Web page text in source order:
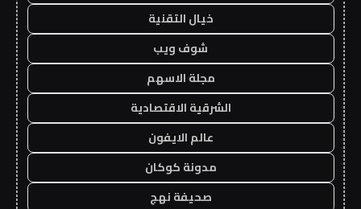
خيال التقنية
شوف ويب
مجلة الاسهم
الشرقية الاقتصادية
عالم الايفون
مدونة كوكان
صحيفة نهج